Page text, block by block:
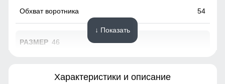
54
46
↓ Показать
Характеристики и описание